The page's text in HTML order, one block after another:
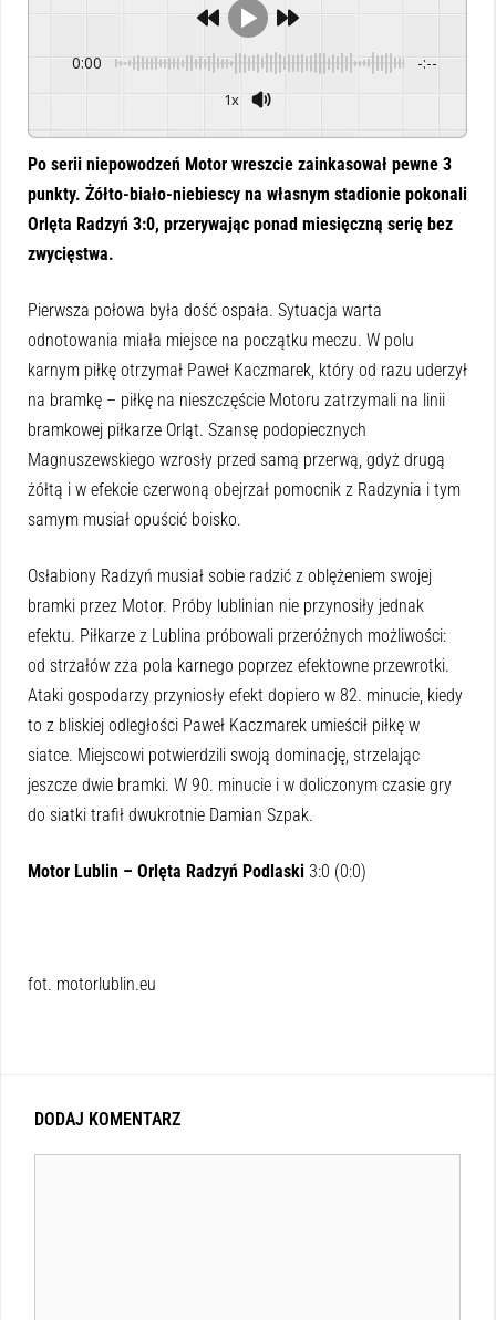
0:00 -:--
1x
Po serii niepowodzeń Motor wreszcie zainkasował pewne 3
punkty. Żółto-biało-niebiescy na własnym stadionie pokonali
Orlęta Radzyń 3:0, przerywając ponad miesięczną serię bez
zwycięstwa.
Pierwsza połowa była dość ospała. Sytuacja warta
odnotowania miała miejsce na początku meczu. W polu
karnym piłkę otrzymał Paweł Kaczmarek, który od razu uderzył
na bramkę – piłkę na nieszczęście Motoru zatrzymali na linii
bramkowej piłkarze Orląt. Szansę podopiecznych
Magnuszewskiego wzrosły przed samą przerwą, gdyż drugą
żółtą i w efekcie czerwoną obejrzał pomocnik z Radzynia i tym
samym musiał opuścić boisko.
Osłabiony Radzyń musiał sobie radzić z oblężeniem swojej
bramki przez Motor. Próby lublinian nie przynosiły jednak
efektu. Piłkarze z Lublina próbowali przeróżnych możliwości:
od strzałów zza pola karnego poprzez efektowne przewrotki.
Ataki gospodarzy przyniosły efekt dopiero w 82. minucie, kiedy
to z bliskiej odległości Paweł Kaczmarek umieścił piłkę w
siatce. Miejscowi potwierdzili swoją dominację, strzelając
jeszcze dwie bramki. W 90. minucie i w doliczonym czasie gry
do siatki trafił dwukrotnie Damian Szpak.
Motor Lublin – Orlęta Radzyń Podlaski 3:0 (0:0)
fot. motorlublin.eu
DODAJ KOMENTARZ